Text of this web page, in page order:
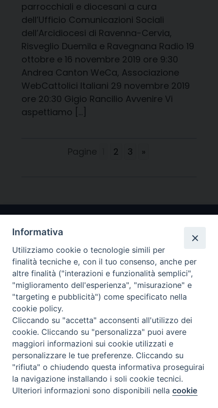
parrocchiali e diocesani a cura
dell’Ufficio Comunicazioni Sociali
dell’Arcidiocesi di Ravenna-Cervia,
Risveglio Duemila e Ravegnana Radio 19
ottobre e 16 novembre 2019 ore 9:30
Andrea Canton WeCa, Associazione
WebCattolici Italiani 29 novembre 2019
ore 20:30 Gigio Rancilio Avvenire Vi
aspettiamo […]
Pagine 2 3 »
Arcidiocesi di Ravenna-Cervia
CONTATTI
Piazza Arcivescovado, 1 48121- Ravenna
tel 0544.541655
curia@diocesiravennacervia.it
Per segnalazioni tecniche e aggiornamenti:
webmaster@diocesiravennacervia.it
Preferenze Cookie
Informativa
Utilizziamo cookie o tecnologie simili per
finalità tecniche e, con il tuo consenso, anche per
altre finalità ("interazioni e funzionalità semplici",
"miglioramento dell'esperienza", "misurazione" e
"targeting e pubblicità") come specificato nella
cookie policy.
Cliccando su "accetta" acconsenti all'utilizzo dei
cookie. Cliccando su "personalizza" puoi avere
maggiori informazioni sui cookie utilizzati e
personalizzare le tue preferenze. Cliccando su
"rifiuta" o chiudendo questa informativa proseguirai
la navigazione installando i soli cookie tecnici.
Ulteriori informazioni sono disponibili nellacookie